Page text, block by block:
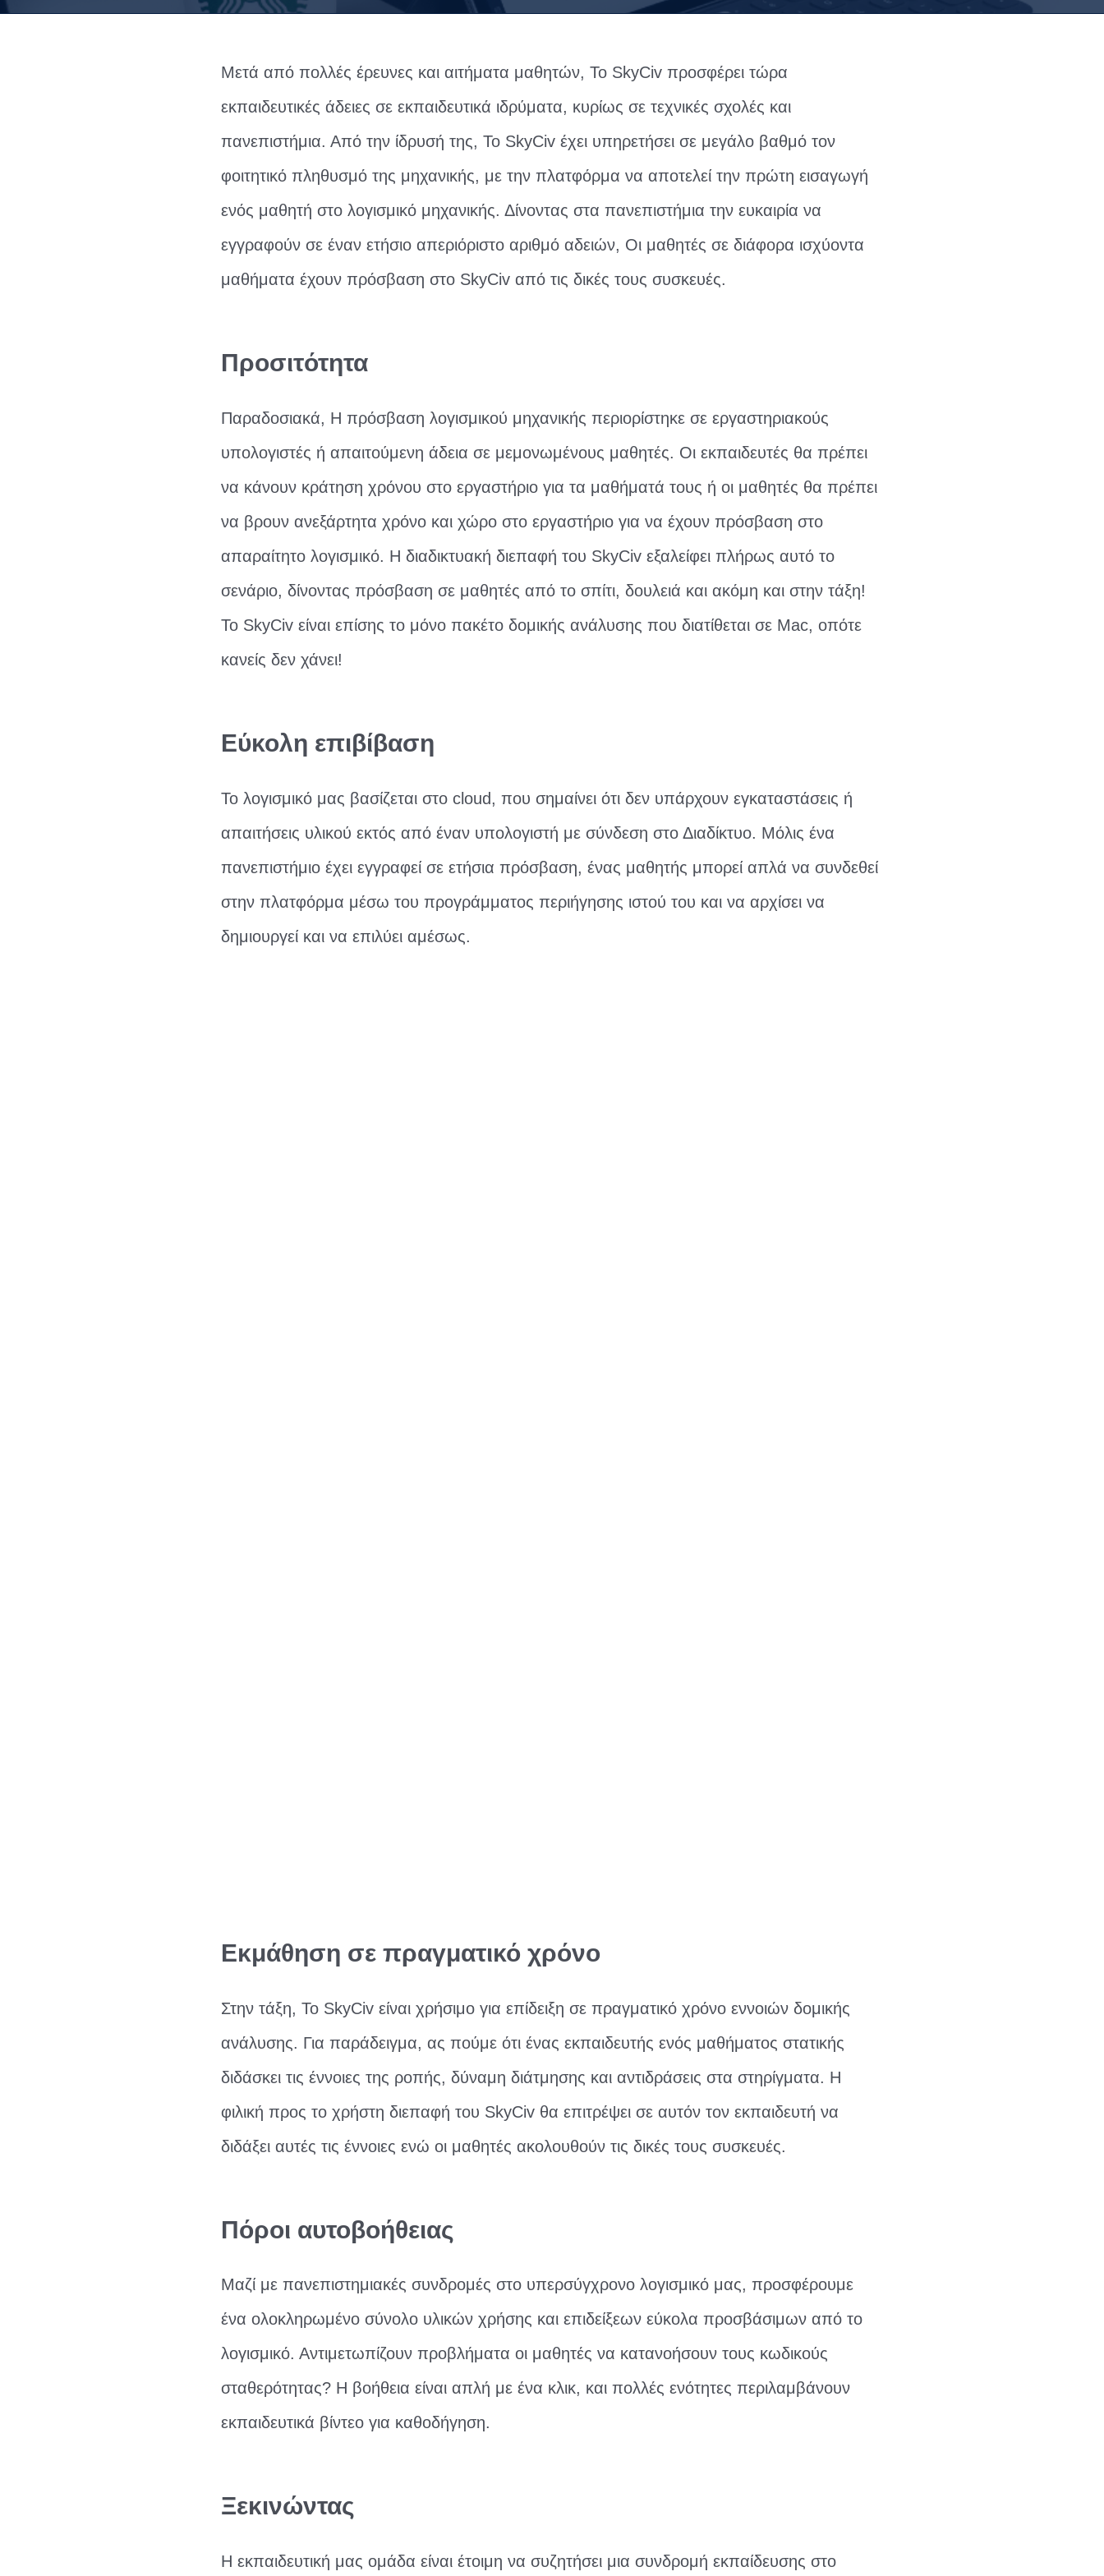
Μετά από πολλές έρευνες και αιτήματα μαθητών, Το SkyCiv προσφέρει τώρα
εκπαιδευτικές άδειες σε εκπαιδευτικά ιδρύματα, κυρίως σε τεχνικές σχολές και
πανεπιστήμια. Από την ίδρυσή της, Το SkyCiv έχει υπηρετήσει σε μεγάλο βαθμό τον
φοιτητικό πληθυσμό της μηχανικής, με την πλατφόρμα να αποτελεί την πρώτη εισαγωγή
ενός μαθητή στο λογισμικό μηχανικής. Δίνοντας στα πανεπιστήμια την ευκαιρία να
εγγραφούν σε έναν ετήσιο απεριόριστο αριθμό αδειών, Οι μαθητές σε διάφορα ισχύοντα
μαθήματα έχουν πρόσβαση στο SkyCiv από τις δικές τους συσκευές.
Προσιτότητα
Παραδοσιακά, Η πρόσβαση λογισμικού μηχανικής περιορίστηκε σε εργαστηριακούς
υπολογιστές ή απαιτούμενη άδεια σε μεμονωμένους μαθητές. Οι εκπαιδευτές θα πρέπει
να κάνουν κράτηση χρόνου στο εργαστήριο για τα μαθήματά τους ή οι μαθητές θα πρέπει
να βρουν ανεξάρτητα χρόνο και χώρο στο εργαστήριο για να έχουν πρόσβαση στο
απαραίτητο λογισμικό. Η διαδικτυακή διεπαφή του SkyCiv εξαλείφει πλήρως αυτό το
σενάριο, δίνοντας πρόσβαση σε μαθητές από το σπίτι, δουλειά και ακόμη και στην τάξη!
Το SkyCiv είναι επίσης το μόνο πακέτο δομικής ανάλυσης που διατίθεται σε Mac, οπότε
κανείς δεν χάνει!
Εύκολη επιβίβαση
Το λογισμικό μας βασίζεται στο cloud, που σημαίνει ότι δεν υπάρχουν εγκαταστάσεις ή
απαιτήσεις υλικού εκτός από έναν υπολογιστή με σύνδεση στο Διαδίκτυο. Μόλις ένα
πανεπιστήμιο έχει εγγραφεί σε ετήσια πρόσβαση, ένας μαθητής μπορεί απλά να συνδεθεί
στην πλατφόρμα μέσω του προγράμματος περιήγησης ιστού του και να αρχίσει να
δημιουργεί και να επιλύει αμέσως.
Εκμάθηση σε πραγματικό χρόνο
Στην τάξη, Το SkyCiv είναι χρήσιμο για επίδειξη σε πραγματικό χρόνο εννοιών δομικής
ανάλυσης. Για παράδειγμα, ας πούμε ότι ένας εκπαιδευτής ενός μαθήματος στατικής
διδάσκει τις έννοιες της ροπής, δύναμη διάτμησης και αντιδράσεις στα στηρίγματα. Η
φιλική προς το χρήστη διεπαφή του SkyCiv θα επιτρέψει σε αυτόν τον εκπαιδευτή να
διδάξει αυτές τις έννοιες ενώ οι μαθητές ακολουθούν τις δικές τους συσκευές.
Πόροι αυτοβοήθειας
Μαζί με πανεπιστημιακές συνδρομές στο υπερσύγχρονο λογισμικό μας, προσφέρουμε
ένα ολοκληρωμένο σύνολο υλικών χρήσης και επιδείξεων εύκολα προσβάσιμων από το
λογισμικό. Αντιμετωπίζουν προβλήματα οι μαθητές να κατανοήσουν τους κωδικούς
σταθερότητας? Η βοήθεια είναι απλή με ένα κλικ, και πολλές ενότητες περιλαμβάνουν
εκπαιδευτικά βίντεο για καθοδήγηση.
Ξεκινώντας
Η εκπαιδευτική μας ομάδα είναι έτοιμη να συζητήσει μια συνδρομή εκπαίδευσης στο